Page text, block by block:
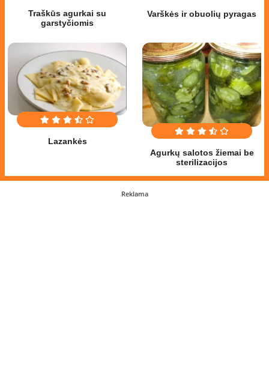
Traškūs agurkai su
garstyčiomis
Varškės ir obuolių pyragas
Lazankės
Agurkų salotos žiemai be
sterilizacijos
Reklama